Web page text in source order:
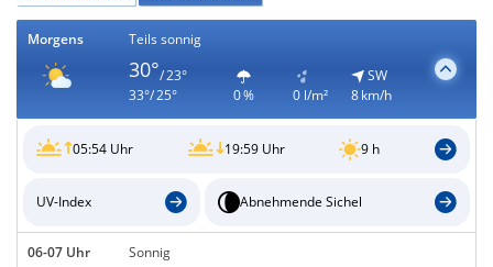
Morgens Teils sonnig
30°/ 23°
33°/ 25°
0 % 0 l/m²
SW
8 km/h
05:54 Uhr 19:59 Uhr 9 h
UV-Index Abnehmende Sichel
06-07 Uhr Sonnig